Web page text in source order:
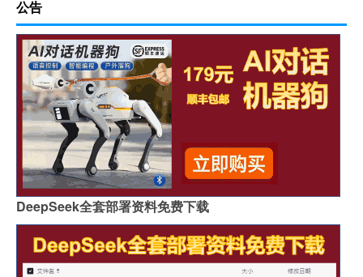
公告
DeepSeek全套部署资料免费下载